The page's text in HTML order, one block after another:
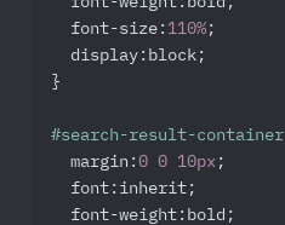
font-size : 110% ;
display :block;
}
#search-result-container
margin :0 0 10px ;
font :inherit;
font-weight :bold;